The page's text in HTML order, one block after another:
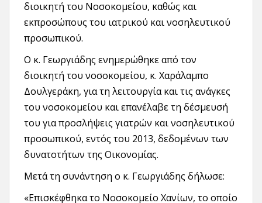
διοικητή του Νοσοκομείου, καθώς και
εκπροσώπους του ιατρικού και νοσηλευτικού
προσωπικού.
Ο κ. Γεωργιάδης ενημερώθηκε από τον
διοικητή του νοσοκομείου, κ. Χαράλαμπο
Δουλγεράκη, για τη λειτουργία και τις ανάγκες
του νοσοκομείου και επανέλαβε τη δέσμευσή
του για προσλήψεις γιατρών και νοσηλευτικού
προσωπικού, εντός του 2013, δεδομένων των
δυνατοτήτων της Οικονομίας.
Μετά τη συνάντηση ο κ. Γεωργιάδης δήλωσε:
«Επισκέφθηκα το Νοσοκομείο Χανίων, το οποίο